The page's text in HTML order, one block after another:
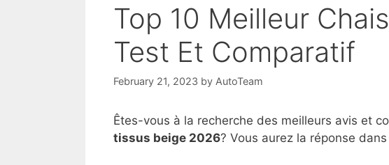
Top 10 Meilleur
Test Et Comparatif
February 21, 2023 by AutoTeam
Êtes-vous à la recherche des meilleurs avis et
tissus beige 2026? Vous aurez la réponse